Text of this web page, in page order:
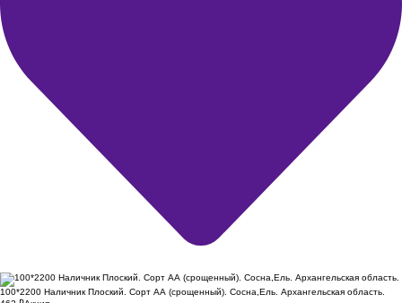
100*2200 Наличник Плоский. Сорт АА (срощенный). Сосна,Ель. Архангельская область.